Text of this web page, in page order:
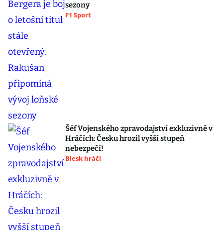
sezony
F1 Sport
Šéf Vojenského zpravodajství exkluzivně v
Hráčích: Česku hrozil vyšší stupeň
nebezpečí!
Blesk hráči